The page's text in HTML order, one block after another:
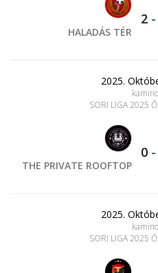
HALADÁS TÉR
2 -
2025.
SORI LIGA 2025
THE PRIVATE ROOFTOP
0 -
2025.
SORI LIGA 2025